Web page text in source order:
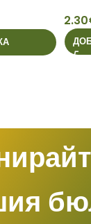
2
2.30